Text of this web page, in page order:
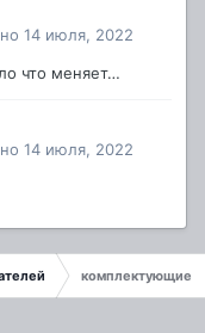
14 июля, 2022
что меняет…
14 июля, 2022
комплектующие